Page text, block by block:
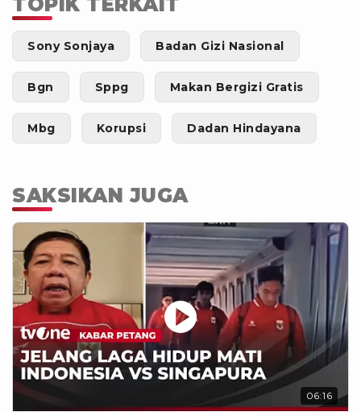
Sony Sonjaya Badan Gizi Nasional
Bgn Sppg Makan Bergizi Gratis
Mbg Korupsi Dadan Hindayana
SAKSIKAN JUGA
06:16